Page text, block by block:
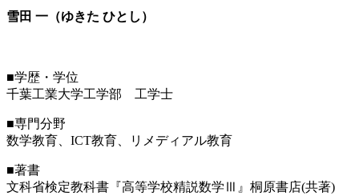
雪田 一（ゆきた ひとし）
■学歴・学位
千葉工業大学工学部 工学士
■専門分野
数学教育、ICT教育、リメディアル教育
■著書
文科省検定教科書『高等学校精説数学Ⅲ』桐原書店(共著)